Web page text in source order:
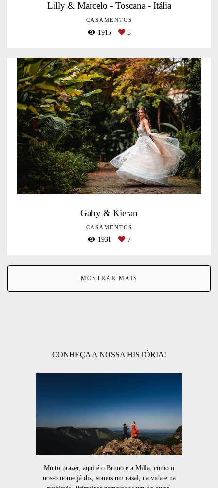
Lilly & Marcelo - Toscana - Itália
CASAMENTOS
1915 5
Gaby & Kieran
CASAMENTOS
1931 7
MOSTRAR MAIS
CONHEÇA A NOSSA HISTÓRIA!
Muito prazer, aqui é o Bruno e a Milla, como o
nosso nome já diz, somos um casal, na vida e na